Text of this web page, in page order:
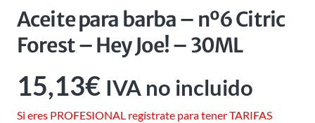
Aceite para barba – nº6 Citric
Forest – Hey Joe! – 30ML
15,13€ IVA no incluido
Si eres PROFESIONAL regístrate para tener TARIFAS